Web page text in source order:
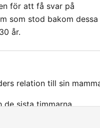
för att få svar på
som stod bakom dessa
år.
relation till sin
de sista timmarna